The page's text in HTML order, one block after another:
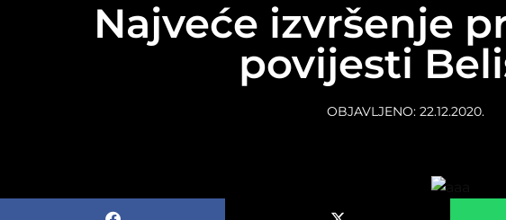
Najveće izvršenje
povijesti
OBJAVLJENO: 22.12.2020.